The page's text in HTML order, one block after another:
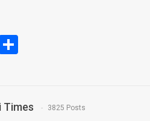
Times 3825 Posts